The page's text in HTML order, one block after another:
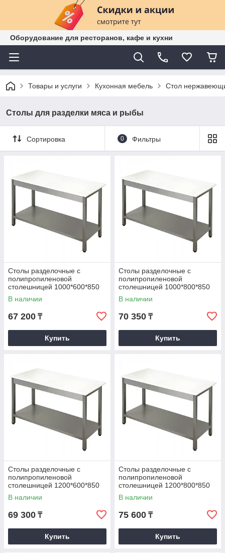
Оборудование для ресторанов, кафе и кухни
Товары и услуги Кухонная мебель Cтол
Столы для разделки мяса и рыбы
Сортировка 0 Фильтры
Столы разделочные с
полипропиленовой
столешницей 1000*600*850
В наличии
67 200 ₸
Купить
Столы разделочные с
полипропиленовой
столешницей 1000*800*850
В наличии
70 350 ₸
Купить
Столы разделочные с
полипропиленовой
столешницей 1200*600*850
В наличии
69 300 ₸
Купить
Столы разделочные с
полипропиленовой
столешницей 1200*800*850
В наличии
75 600 ₸
Купить